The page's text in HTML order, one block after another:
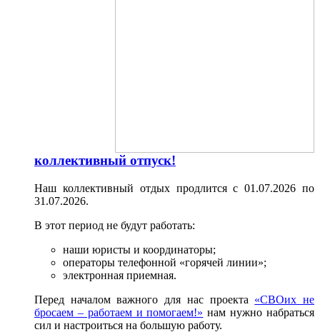
коллективный отпуск!
Наш коллективный отдых продлится с 01.07.2026 по
31.07.2026.
В этот период не будут работать:
наши юристы и координаторы;
операторы телефонной «горячей линии»;
электронная приемная.
Перед началом важного для нас проекта «СВОих не
бросаем – работаем и помогаем!» нам нужно набраться
сил и настроиться на большую работу.